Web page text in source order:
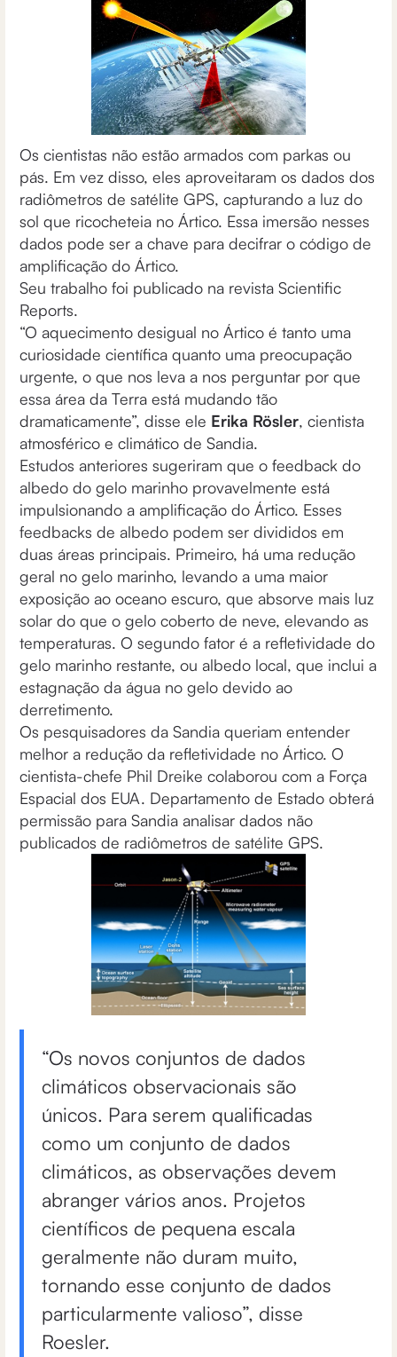
Os cientistas não estão armados com parkas ou
pás. Em vez disso, eles aproveitaram os dados dos
radiômetros de satélite GPS, capturando a luz do
sol que ricocheteia no Ártico. Essa imersão nesses
dados pode ser a chave para decifrar o código de
amplificação do Ártico.
Seu trabalho foi publicado na revista Scientific
Reports.
“O aquecimento desigual no Ártico é tanto uma
curiosidade científica quanto uma preocupação
urgente, o que nos leva a nos perguntar por que
essa área da Terra está mudando tão
dramaticamente”, disse ele Erika Rösler, cientista
atmosférico e climático de Sandia.
Estudos anteriores sugeriram que o feedback do
albedo do gelo marinho provavelmente está
impulsionando a amplificação do Ártico. Esses
feedbacks de albedo podem ser divididos em
duas áreas principais. Primeiro, há uma redução
geral no gelo marinho, levando a uma maior
exposição ao oceano escuro, que absorve mais luz
solar do que o gelo coberto de neve, elevando as
temperaturas. O segundo fator é a refletividade do
gelo marinho restante, ou albedo local, que inclui a
estagnação da água no gelo devido ao
derretimento.
Os pesquisadores da Sandia queriam entender
melhor a redução da refletividade no Ártico. O
cientista-chefe Phil Dreike colaborou com a Força
Espacial dos EUA. Departamento de Estado obterá
permissão para Sandia analisar dados não
publicados de radiômetros de satélite GPS.
“Os novos conjuntos de dados
climáticos observacionais são
únicos. Para serem qualificadas
como um conjunto de dados
climáticos, as observações devem
abranger vários anos. Projetos
científicos de pequena escala
geralmente não duram muito,
tornando esse conjunto de dados
particularmente valioso”, disse
Roesler.